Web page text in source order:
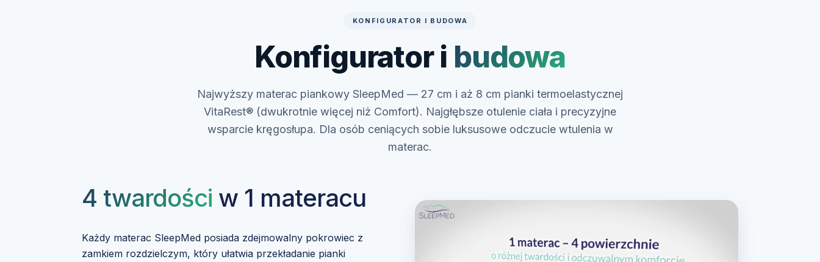
KONFIGURATOR I BUDOWA
Konfigurator i budowa
Najwyższy materac piankowy SleepMed — 27 cm i aż 8 cm pianki termoelastycznej
VitaRest® (dwukrotnie więcej niż Comfort). Najgłębsze otulenie ciała i precyzyjne
wsparcie kręgosłupa. Dla osób ceniących sobie luksusowe odczucie wtulenia w
materac.
4 twardości w 1 materacu
Każdy materac SleepMed posiada zdejmowalny pokrowiec z
zamkiem rozdzielczym, który ułatwia przekładanie pianki